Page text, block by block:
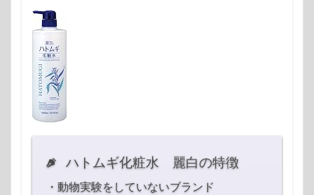
ハトムギ化粧水 麗白の特徴
・動物実験をしていないブランド